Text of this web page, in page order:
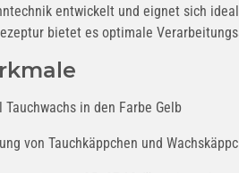
entwickelt und eignet sich
bietet es optimale
Tauchwachs in den Farbe Gelb
von Tauchkäppchen und